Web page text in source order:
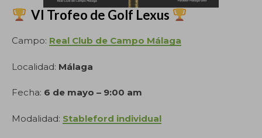
VI Trofeo de Golf Lexus
Campo: Real Club de Campo Málaga
Localidad: Málaga
Fecha: 6 de mayo – 9:00 am
Modalidad: Stableford individual